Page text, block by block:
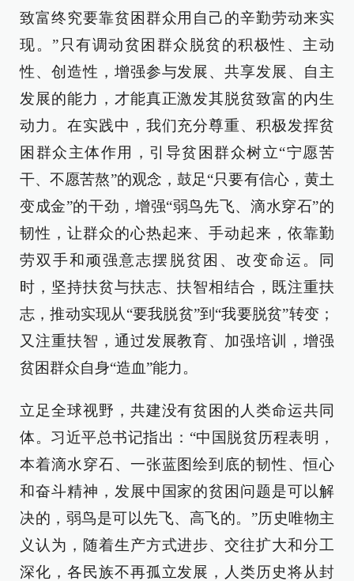
致富终究要靠贫困群众用自己的辛勤劳动来实
现。”只有调动贫困群众脱贫的积极性、主动
性、创造性，增强参与发展、共享发展、自主
发展的能力，才能真正激发其脱贫致富的内生
动力。在实践中，我们充分尊重、积极发挥贫
困群众主体作用，引导贫困群众树立“宁愿苦
干、不愿苦熬”的观念，鼓足“只要有信心，黄土
变成金”的干劲，增强“弱鸟先飞、滴水穿石”的
韧性，让群众的心热起来、手动起来，依靠勤
劳双手和顽强意志摆脱贫困、改变命运。同
时，坚持扶贫与扶志、扶智相结合，既注重扶
志，推动实现从“要我脱贫”到“我要脱贫”转变；
又注重扶智，通过发展教育、加强培训，增强
贫困群众自身“造血”能力。
立足全球视野，共建没有贫困的人类命运共同
体。习近平总书记指出：“中国脱贫历程表明，
本着滴水穿石、一张蓝图绘到底的韧性、恒心
和奋斗精神，发展中国家的贫困问题是可以解
决的，弱鸟是可以先飞、高飞的。”历史唯物主
义认为，随着生产方式进步、交往扩大和分工
深化，各民族不再孤立发展，人类历史将从封